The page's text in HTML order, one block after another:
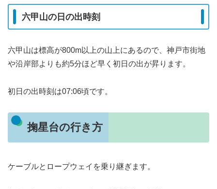
六甲山の日の出時刻
六甲山は標高が800m以上の山上にあるので、神戸市街地
や沿岸部よりも約5分ほど早く初日の出が昇ります。
初日の出時刻は07:06頃です。
掬星台の行き方
ケーブルとロープウェイを乗り継ぎます。